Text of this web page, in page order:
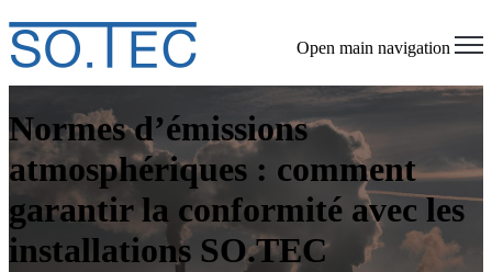
Open main navigation
Normes d’émissions
atmosphériques : comment
garantir la conformité avec les
installations SO.TEC